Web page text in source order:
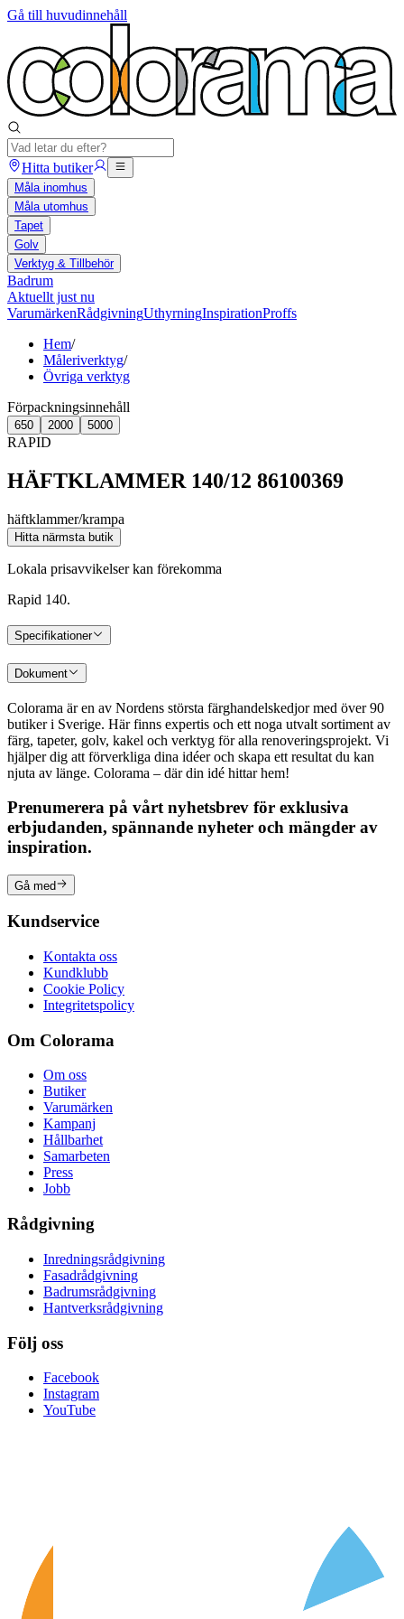
Gå till huvudinnehåll
Hitta butiker
Måla inomhus
Måla utomhus
Tapet
Golv
Verktyg & Tillbehör
Badrum
Aktuellt just nu
VarumärkenRådgivningUthyrningInspirationProffs
Hem/
Måleriverktyg/
Övriga verktyg
Förpackningsinnehåll
650 2000 5000
RAPID
HÄFTKLAMMER 140/12 86100369
häftklammer/krampa
Hitta närmsta butik
Lokala prisavvikelser kan förekomma
Rapid 140.
Specifikationer
Dokument
Colorama är en av Nordens största färghandelskedjor med över 90
butiker i Sverige. Här finns expertis och ett noga utvalt sortiment av
färg, tapeter, golv, kakel och verktyg för alla renoveringsprojekt. Vi
hjälper dig att förverkliga dina idéer och skapa ett resultat du kan
njuta av länge. Colorama – där din idé hittar hem!
Prenumerera på vårt nyhetsbrev för exklusiva
erbjudanden, spännande nyheter och mängder av
inspiration.
Gå med
Kundservice
Kontakta oss
Kundklubb
Cookie Policy
Integritetspolicy
Om Colorama
Om oss
Butiker
Varumärken
Kampanj
Hållbarhet
Samarbeten
Press
Jobb
Rådgivning
Inredningsrådgivning
Fasadrådgivning
Badrumsrådgivning
Hantverksrådgivning
Följ oss
Facebook
Instagram
YouTube